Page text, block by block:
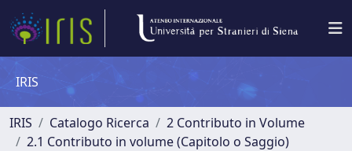
IRIS
IRIS Catalogo Ricerca
2 Contributo in Volume
2.1 Contributo in volume (Capitolo o Saggio)